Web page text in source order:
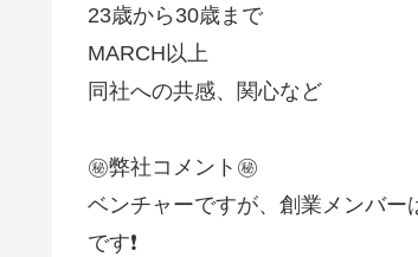
23歳から30歳まで
MARCH以上
同社への共感、関心など
㊙️弊社コメント㊙️
ベンチャーですが、創業メンバー
です❗